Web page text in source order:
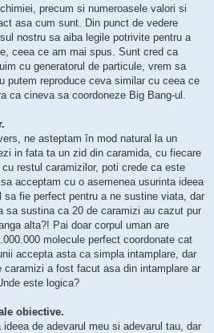
precum si numeroasele valori si
asa cum sunt. Din punct de vedere
nostru sa aiba legile potrivite pentru a
ceea ce am mai spus. Sunt cred ca
cu generatorul de particule, vrem sa
putem reproduce ceva similar cu ceea ce
ca cineva sa coordoneze Big Bang-ul.
ne asteptam în mod natural la un
in fata ta un zid din caramida, cu fiecare
restul caramizilor, poti crede ca este
acceptam cu o asemenea usurinta ideea
fie perfect pentru a ne sustine viata, dar
sa sustina ca 20 de caramizi au cazut pur
alta?! Pai doar corpul uman are
molecule perfect coordonate cat
accepta asta ca simpla intamplare, dar
a fost facut asa din intamplare ar
este logica?
obiective.
de adevarul meu si adevarul tau, dar